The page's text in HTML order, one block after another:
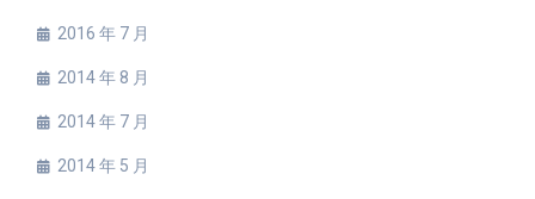
2016 年 7 月
2014 年 8 月
2014 年 7 月
2014 年 5 月